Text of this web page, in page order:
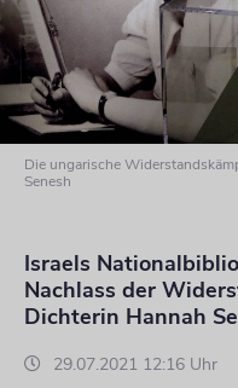
Die ungarische
Senesh
Israels
Nachlass der
Dichterin Hannah
29.07.2021 12:16 Uhr